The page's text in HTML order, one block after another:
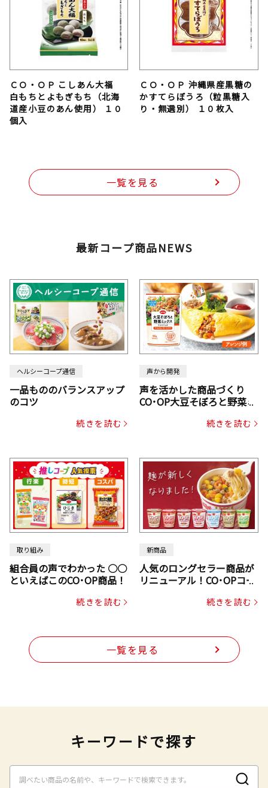
ＣＯ・ＯＰ こしあん大福
白もちとよもぎもち（北海
道産小豆のあん使用） １０
個入
ＣＯ・ＯＰ 沖縄県産黒糖の
かすてらぼうろ（粒黒糖入
り・無選別） １０枚入
一覧を見る
最新コープ商品NEWS
ヘルシーコープ通信
一品もののバランスアップ
のコツ
続きを読む
声から開発
声を活かした商品づくり
CO･OP大豆そぼろと野菜ミ
じん・コーン入り）続きを読む
取り組み
組合員の声でわかった ○○
といえばこのCO･OP商品！
続きを読む
新商品
人気のロングセラー商品が
リニューアル！CO･OPコー
続きを読む
一覧を見る
キーワードで探す